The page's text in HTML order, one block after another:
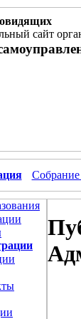
сайт
Собрание